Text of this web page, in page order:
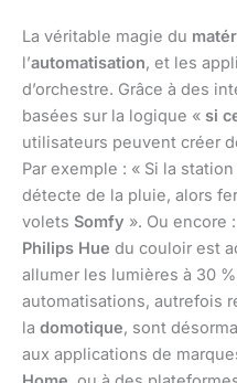
La véritable magie du
l’automatisation, et les
d’orchestre. Grâce à des
basées sur la logique « si
utilisateurs peuvent créer
Par exemple : « Si la
détecte de la pluie, alors
volets Somfy ». Ou encore
Philips Hue du couloir est
allumer les lumières à 30
automatisations, autrefois
la domotique, sont
aux applications de